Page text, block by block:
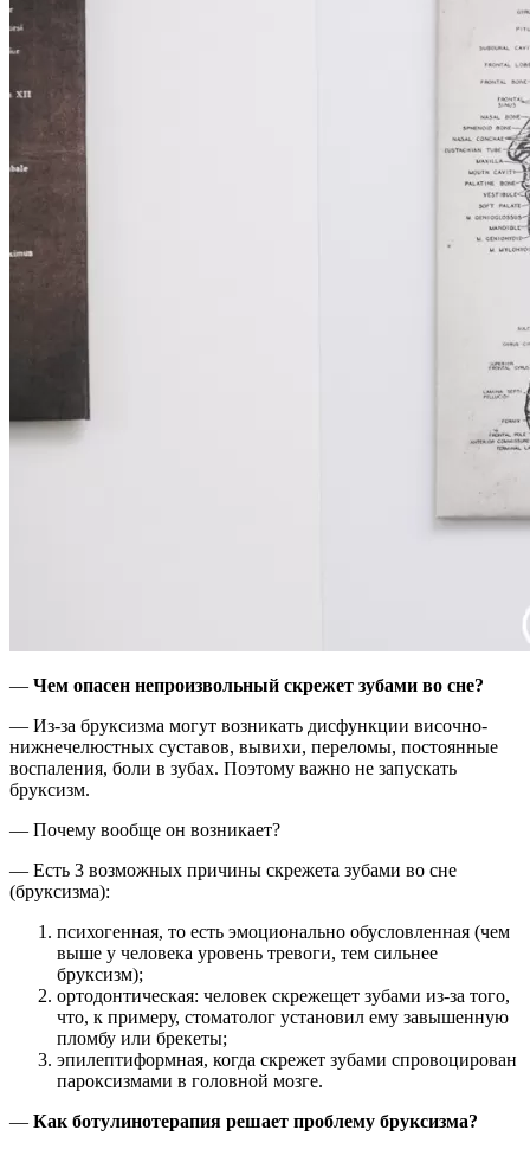
— Чем опасен непроизвольный скрежет зубами во сне?
— Из-за бруксизма могут возникать дисфункции височно-
нижнечелюстных суставов, вывихи, переломы, постоянные
воспаления, боли в зубах. Поэтому важно не запускать
бруксизм.
— Почему вообще он возникает?
— Есть 3 возможных причины скрежета зубами во сне
(бруксизма):
психогенная, то есть эмоционально обусловленная (чем
выше у человека уровень тревоги, тем сильнее
бруксизм);
ортодонтическая: человек скрежещет зубами из-за того,
что, к примеру, стоматолог установил ему завышенную
пломбу или брекеты;
эпилептиформная, когда скрежет зубами спровоцирован
пароксизмами в головной мозге.
— Как ботулинотерапия решает проблему бруксизма?